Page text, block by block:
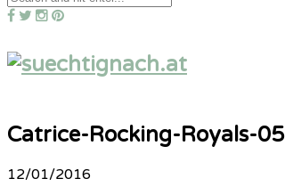
Catrice-Rocking-Royals-05
12/01/2016